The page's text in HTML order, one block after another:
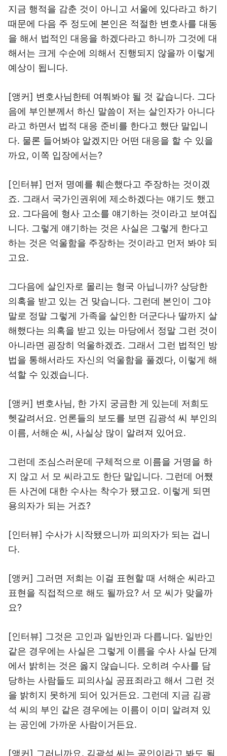
지금 행적을 감춘 것이 아니고 서울에 있다라고 하기
때문에 다음 주 정도에 본인은 적절한 변호사를 대동
을 해서 법적인 대응을 하겠다라고 하니까 그것에 대
해서는 크게 수순에 의해서 진행되지 않을까 이렇게
예상이 됩니다.
[앵커] 변호사님한테 여쭤봐야 될 것 같습니다. 그다
음에 부인분께서 하신 말씀이 저는 살인자가 아니다
라고 하면서 법적 대응 준비를 한다고 했단 말입니
다. 물론 들어봐야 알겠지만 어떤 대응을 할 수 있을
까요, 이쪽 입장에서는?
[인터뷰] 먼저 명예를 훼손했다고 주장하는 것이겠
죠. 그래서 국가인권위에 제소하겠다는 얘기도 했고
요. 그다음에 형사 고소를 얘기하는 것이라고 보여집
니다. 그렇게 얘기하는 것은 사실은 그렇게 한다고
하는 것은 억울함을 주장하는 것이라고 먼저 봐야 되
고요.
그다음에 살인자로 몰리는 형국 아닙니까? 상당한
의혹을 받고 있는 건 맞습니다. 그런데 본인이 그야
말로 정말 그렇게 가족을 살인한 더군다나 딸까지 살
해했다는 의혹을 받고 있는 마당에서 정말 그런 것이
아니라면 굉장히 억울하겠죠. 그래서 그런 법적인 방
법을 통해서라도 자신의 억울함을 풀겠다, 이렇게 해
석할 수 있겠습니다.
[앵커] 변호사님, 한 가지 궁금한 게 있는데 저희도
헷갈려서요. 언론들의 보도를 보면 김광석 씨 부인의
이름, 서해순 씨, 사실상 많이 알려져 있어요.
그런데 조심스러운데 구체적으로 이름을 거명을 하
지 않고 서 모 씨라고도 한단 말입니다. 그런데 어쨌
든 사건에 대한 수사는 착수가 됐고요. 이렇게 되면
용의자가 되는 거죠?
[인터뷰] 수사가 시작됐으니까 피의자가 되는 겁니
다.
[앵커] 그러면 저희는 이걸 표현할 때 서해순 씨라고
표현을 직접적으로 해도 될까요? 서 모 씨가 맞을까
요?
[인터뷰] 그것은 고인과 일반인과 다릅니다. 일반인
같은 경우에는 사실은 그렇게 이름을 수사 사실 단계
에서 밝히는 것은 옳지 않습니다. 오히려 수사를 담
당하는 사람들도 피의사실 공표죄라고 해서 그런 것
을 밝히지 못하게 되어 있거든요. 그런데 지금 김광
석 씨의 부인 같은 경우에는 이름이 이미 알려져 있
는 공인에 가까운 사람이거든요.
[앵커] 그러니까요. 김광석 씨는 공인이라고 봐도 될